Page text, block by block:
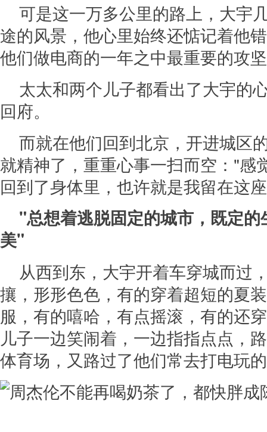
可是这一万多公里的路上，大宇
途的风景，他心里始终还惦记着他
他们做电商的一年之中最重要的攻
太太和两个儿子都看出了大宇的
回府。
而就在他们回到北京，开进城区
就精神了，重重心事一扫而空："感
回到了身体里，也许就是我留在这
"总想着逃脱固定的城市，既定
美"
从西到东，大宇开着车穿城而过
攘，形形色色，有的穿着超短的夏
服，有的嘻哈，有点摇滚，有的还
儿子一边笑闹着，一边指指点点，
体育场，又路过了他们常去打电玩